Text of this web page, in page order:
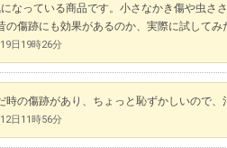
なっている商品です。小さなかき傷や虫さ
の傷跡にも効果があるのか、実際に試してみ
日19時26分
時の傷跡があり、ちょっと恥ずかしいので
日11時56分